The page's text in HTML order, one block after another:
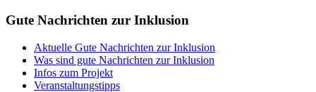
Gute Nachrichten zur Inklusion
Aktuelle Gute Nachrichten zur Inklusion
Was sind gute Nachrichten zur Inklusion
Infos zum Projekt
Veranstaltungstipps